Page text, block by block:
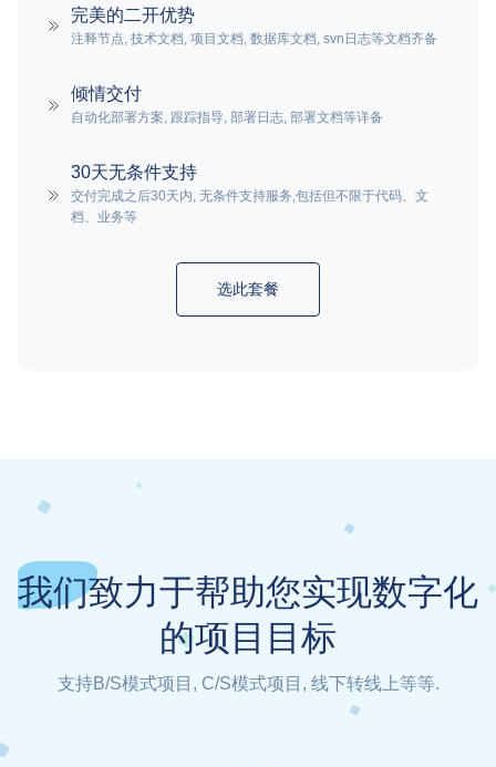
完美的二开优势
注释节点, 技术文档, 项目文档, 数据库文档, svn日志等文档齐备
倾情交付
自动化部署方案, 跟踪指导, 部署日志, 部署文档等详备
30天无条件支持
交付完成之后30天内, 无条件支持服务,包括但不限于代码、文
档、业务等
选此套餐
我们致力于帮助您实现数字化
的项目目标
支持B/S模式项目, C/S模式项目, 线下转线上等等.